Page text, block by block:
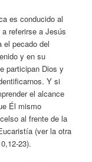
es conducido al
referirse a Jesús
el pecado del
y en su
participan Dios y
Y si
el alcance
Él mismo
al frente de la
(ver la otra
23).